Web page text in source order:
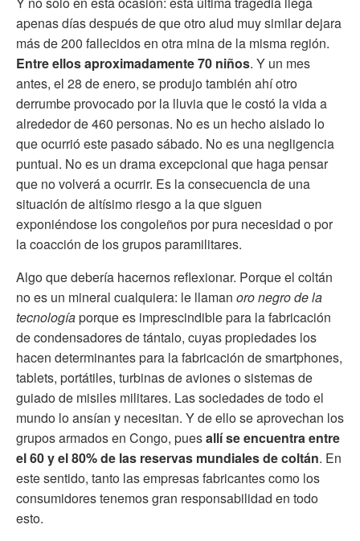
apenas días después de que otro alud muy similar dejara
más de 200 fallecidos en otra mina de la misma región.
Entre ellos aproximadamente 70 niños. Y un mes
antes, el 28 de enero, se produjo también ahí otro
derrumbe provocado por la lluvia que le costó la vida a
alrededor de 460 personas. No es un hecho aislado lo
que ocurrió este pasado sábado. No es una negligencia
puntual. No es un drama excepcional que haga pensar
que no volverá a ocurrir. Es la consecuencia de una
situación de altísimo riesgo a la que siguen
exponiéndose los congoleños por pura necesidad o por
la coacción de los grupos paramilitares.
Algo que debería hacernos reflexionar. Porque el coltán
no es un mineral cualquiera: le llaman oro negro de la
tecnologíaporque es imprescindible para la fabricación
de condensadores de tántalo, cuyas propiedades los
hacen determinantes para la fabricación de smartphones,
tablets, portátiles, turbinas de aviones o sistemas de
guiado de misiles militares. Las sociedades de todo el
mundo lo ansían y necesitan. Y de ello se aprovechan los
grupos armados en Congo, puesallí se encuentra entre
el 60 y el 80% de las reservas mundiales de coltán. En
este sentido, tanto las empresas fabricantes como los
consumidores tenemos gran responsabilidad en todo
esto.